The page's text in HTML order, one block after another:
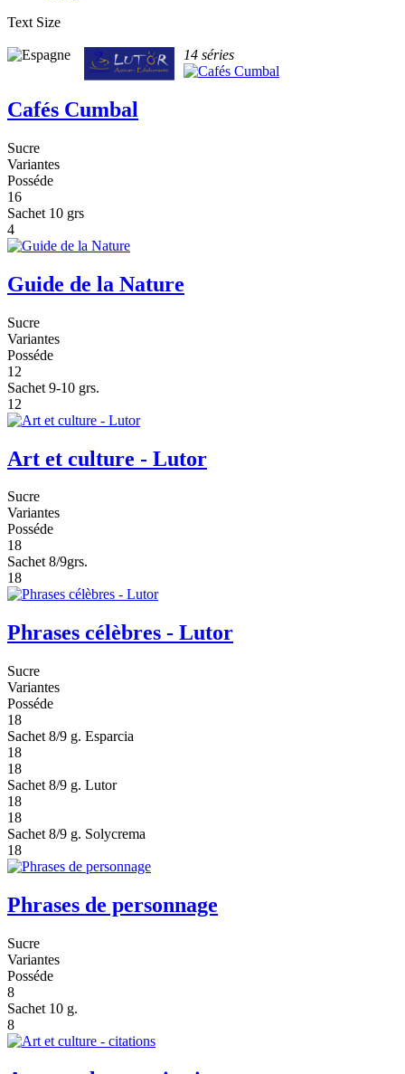
Text Size
14 séries
Cafés Cumbal
Sucre
Variantes
Posséde
16
Sachet 10 grs
4
Guide de la Nature
Sucre
Variantes
Posséde
12
Sachet 9-10 grs.
12
Art et culture - Lutor
Sucre
Variantes
Posséde
18
Sachet 8/9grs.
18
Phrases célèbres - Lutor
Sucre
Variantes
Posséde
18
Sachet 8/9 g. Esparcia
18
18
Sachet 8/9 g. Lutor
18
18
Sachet 8/9 g. Solycrema
18
Phrases de personnage
Sucre
Variantes
Posséde
8
Sachet 10 g.
8